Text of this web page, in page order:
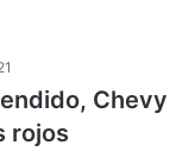
Chevy
rojos